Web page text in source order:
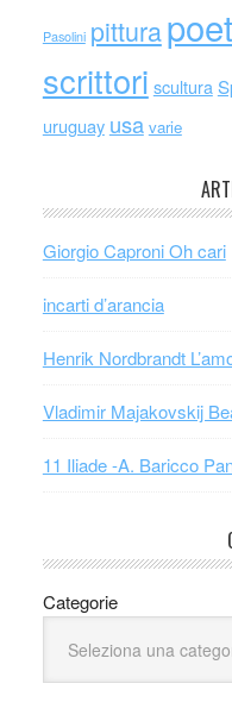
Pasolini pittura
scrittori scultura
uruguay usa varie
Giorgio Caproni Oh cari
incarti d’arancia
Henrik Nordbrandt
Vladimir Majakovskij
11 Iliade -A. Baricco
Categorie